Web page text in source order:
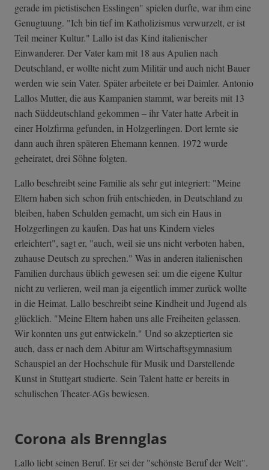
gerade im pietistischen Esslingen" spielen durfte, war ihm eine
Genugtuung. "Ich bin tief im Katholizismus verwurzelt, er ist
Teil meiner Kultur." Lallo ist das Kind italienischer
Einwanderer. Der Vater kam mit 18 aus Apulien nach
Deutschland, er wollte nicht zum Militär und auch nicht Bauer
werden wie sein Vater. Später arbeitete er bei Daimler. Antonio
Lallos Mutter, die aus Kampanien stammt, war bereits mit 13
nach Süddeutschland gekommen – ihr Vater hatte Arbeit in
einer Holzfirma gefunden, in Holzgerlingen. Dort lernte sie
dann auch ihren späteren Ehemann kennen. 1972 wurde
geheiratet, drei Söhne folgten.
Lallo beschreibt seine Familie als sehr gut integriert: "Meine
Eltern haben sich schon früh entschieden, in Deutschland zu
bleiben, haben Schulden gemacht, um sich ein Haus in
Holzgerlingen zu kaufen. Das hat uns Kindern vieles
erleichtert", sagt er, "auch, weil sie uns nicht verboten haben,
zuhause Deutsch zu sprechen." Was in anderen italienischen
Familien durchaus üblich gewesen sei: um die eigene Kultur
nicht zu verlieren, weil man ja eigentlich immer zurück wollte
in die Heimat. Lallo beschreibt seine Kindheit und Jugend als
glücklich. "Meine Eltern haben uns alle Freiheiten gelassen.
Wir konnten uns gut entwickeln." Und so akzeptierten sie
auch, dass er nach dem Abitur am Wirtschaftsgymnasium
Schauspiel an der Hochschule für Musik und Darstellende
Kunst in Stuttgart studierte. Sein Talent hatte er bereits in
schulischen Theater-AGs bewiesen.
Corona als Brennglas
Lallo liebt seinen Beruf. Er sei der "schönste Beruf der Welt".